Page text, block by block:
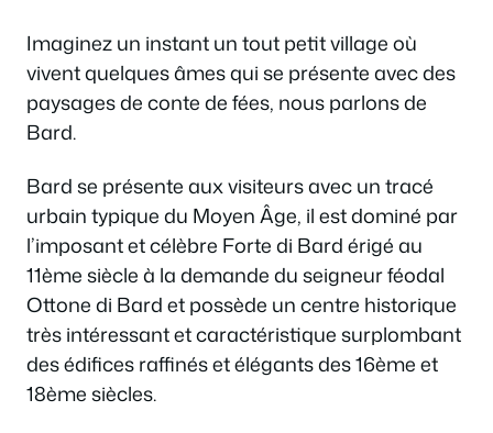
Imaginez un instant un tout petit village où
vivent quelques âmes qui se présente avec des
paysages de conte de fées, nous parlons de
Bard.
Bard se présente aux visiteurs avec un tracé
urbain typique du Moyen Âge, il est dominé par
l’imposant et célèbre Forte di Bard érigé au
11ème siècle à la demande du seigneur féodal
Ottone di Bard et possède un centre historique
très intéressant et caractéristique surplombant
des édifices raffinés et élégants des 16ème et
18ème siècles.